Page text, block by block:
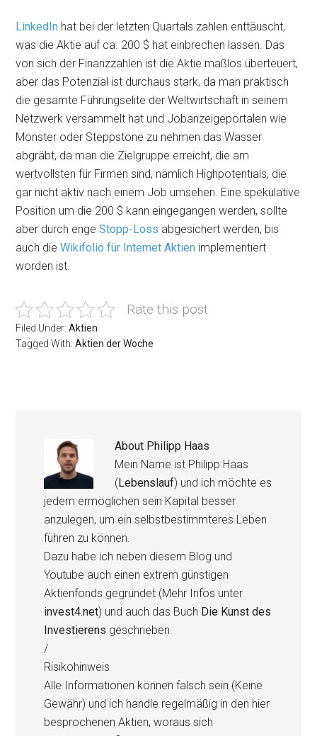
LinkedIn hat bei der letzten Quartals zahlen enttäuscht,
was die Aktie auf ca. 200 $ hat einbrechen lassen. Das
von sich der Finanzzahlen ist die Aktie maßlos überteuert,
aber das Potenzial ist durchaus stark, da man praktisch
die gesamte Führungselite der Weltwirtschaft in seinem
Netzwerk versammelt hat und Jobanzeigeportalen wie
Monster oder Steppstone zu nehmen das Wasser
abgräbt, da man die Zielgruppe erreicht, die am
wertvollsten für Firmen sind, nämlich Highpotentials, die
gar nicht aktiv nach einem Job umsehen. Eine spekulative
Position um die 200 $ kann eingegangen werden, sollte
aber durch engeStopp-Loss abgesichert werden, bis
auch dieWikifolio für Internet Aktien implementiert
worden ist.
Rate this post
Filed Under:Aktien
Tagged With:Aktien der Woche
About Philipp Haas
Mein Name ist Philipp Haas
(Lebenslauf) und ich möchte es
jedem ermöglichen sein Kapital besser
anzulegen, um ein selbstbestimmteres Leben
führen zu können.
Dazu habe ich neben diesem Blog und
Youtube auch einen extrem günstigen
Aktienfonds gegründet (Mehr Infos unter
invest4.net) und auch das Buch Die Kunst des
Investierens geschrieben.
/
Risikohinweis
Alle Informationen können falsch sein (Keine
Gewähr) und ich handle regelmäßig in den hier
besprochenen Aktien, woraus sich